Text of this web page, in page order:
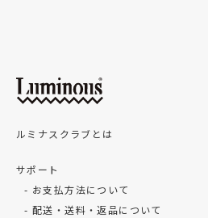
ルミナスクラブとは
サポート
お支払方法について
配送・送料・返品について